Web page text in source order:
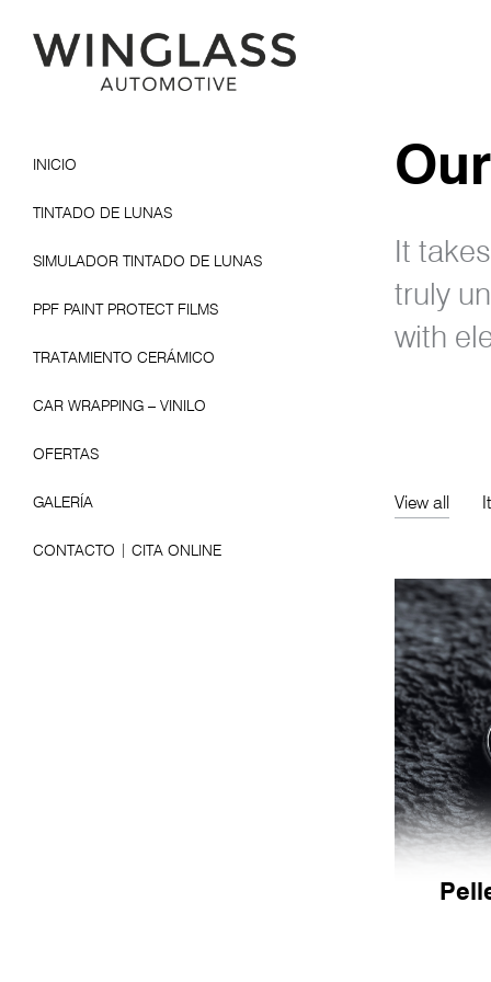
It
truly
with
View all
INICIO
TINTADO DE LUNAS
SIMULADOR TINTADO DE LUNAS
PPF PAINT PROTECT FILMS
TRATAMIENTO CERÁMICO
CAR WRAPPING – VINILO
OFERTAS
GALERÍA
CONTACTO | CITA ONLINE